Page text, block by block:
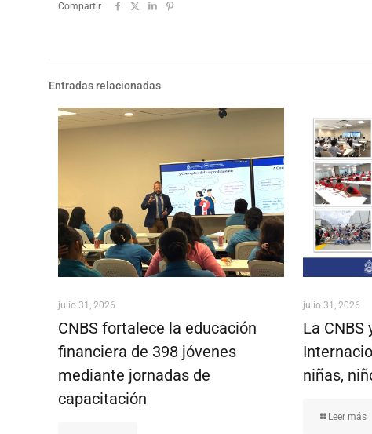
Compartir
Entradas relacionadas
julio 31, 2026
CNBS fortalece la educación
financiera de 398 jóvenes
mediante jornadas de
capacitación
julio 31, 2026
La CNBS
niñas,
Leer más